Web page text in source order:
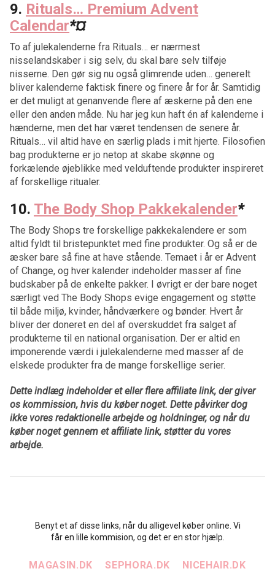
9. Rituals… Premium Advent
Calendar*¤
To af julekalenderne fra Rituals… er nærmest
nisselandskaber i sig selv, du skal bare selv tilføje
nisserne. Den gør sig nu også glimrende uden… generelt
bliver kalenderne faktisk finere og finere år for år. Samtidig
er det muligt at genanvende flere af æskerne på den ene
eller den anden måde. Nu har jeg kun haft én af kalenderne i
hænderne, men det har været tendensen de senere år.
Rituals… vil altid have en særlig plads i mit hjerte. Filosofien
bag produkterne er jo netop at skabe skønne og
forkælende øjeblikke med velduftende produkter inspireret
af forskellige ritualer.
10. The Body Shop Pakkekalender*
The Body Shops tre forskellige pakkekalendere er som
altid fyldt til bristepunktet med fine produkter. Og så er de
æsker bare så fine at have stående. Temaet i år er Advent
of Change, og hver kalender indeholder masser af fine
budskaber på de enkelte pakker. I øvrigt er der bare noget
særligt ved The Body Shops evige engagement og støtte
til både miljø, kvinder, håndværkere og bønder. Hvert år
bliver der doneret en del af overskuddet fra salget af
produkterne til en national organisation. Der er altid en
imponerende værdi i julekalenderne med masser af de
elskede produkter fra de mange forskellige serier.
Dette indlæg indeholder et eller flere affiliate link, der giver
os kommission, hvis du køber noget. Dette påvirker dog
ikke vores redaktionelle arbejde og holdninger, og når du
køber noget gennem et affiliate link, støtter du vores
arbejde.
Benyt et af disse links, når du alligevel køber online. Vi
får en lille kommision, og det er en stor hjælp.
MAGASIN.DK SEPHORA.DK
NICEHAIR.DK